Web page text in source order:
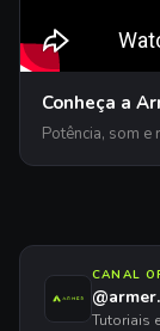
Conheça a
Potência, som e
CANAL
Tutoriais